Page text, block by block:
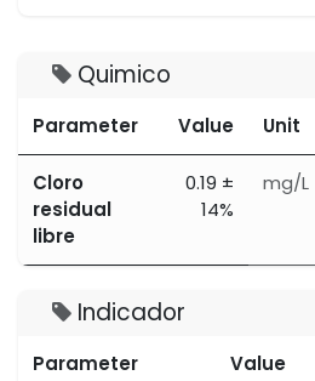
Quimico
Parameter Value Unit
Cloro
residual
libre
0.19 ±
14%
mg/L
Indicador
Parameter Value